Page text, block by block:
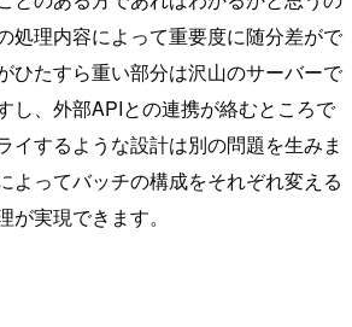
処理内容によって重要度に随分差がで
ひたすら重い部分は沢山のサーバーで
し、外部APIとの連携が絡むところで
イするような設計は別の問題を生みま
よってバッチの構成をそれぞれ変える
が実現できます。